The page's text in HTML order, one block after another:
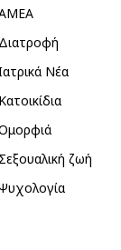
Διατροφή
Νέα
Κατοικίδια
Σεξουαλική ζωή